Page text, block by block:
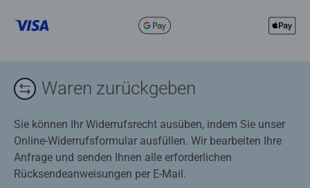
Waren zurückgeben
Sie können Ihr Widerrufsrecht ausüben, indem Sie unser
Online-Widerrufsformular ausfüllen. Wir bearbeiten Ihre
Anfrage und senden Ihnen alle erforderlichen
Rücksendeanweisungen per E-Mail.